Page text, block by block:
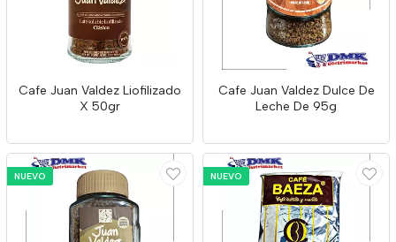
Cafe Juan Valdez Liofilizado
X 50gr
Cafe Juan Valdez Dulce De
Leche De 95g
NUEVO NUEVO